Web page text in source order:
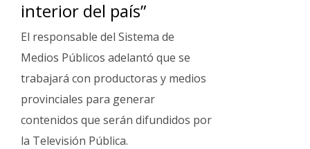
interior del país”
El responsable del Sistema de
Medios Públicos adelantó que se
trabajará con productoras y medios
provinciales para generar
contenidos que serán difundidos por
la Televisión Pública.